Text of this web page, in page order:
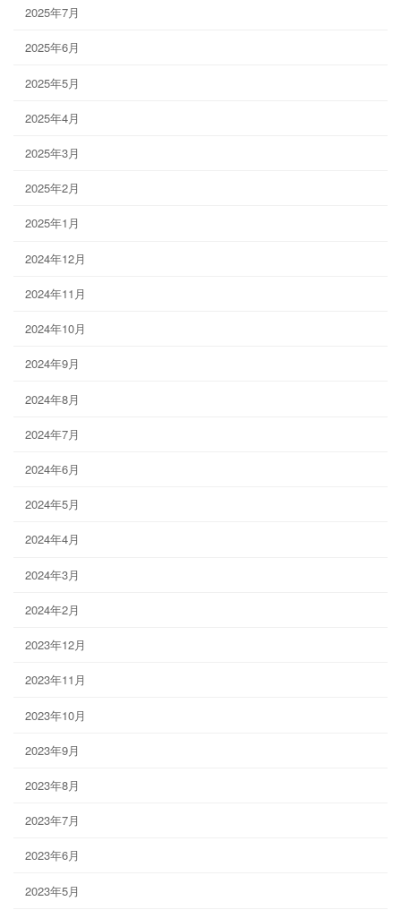
2025年7月
2025年6月
2025年5月
2025年4月
2025年3月
2025年2月
2025年1月
2024年12月
2024年11月
2024年10月
2024年9月
2024年8月
2024年7月
2024年6月
2024年5月
2024年4月
2024年3月
2024年2月
2023年12月
2023年11月
2023年10月
2023年9月
2023年8月
2023年7月
2023年6月
2023年5月